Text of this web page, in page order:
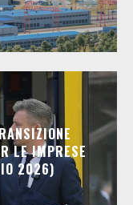
LE IMPRESE
2026)